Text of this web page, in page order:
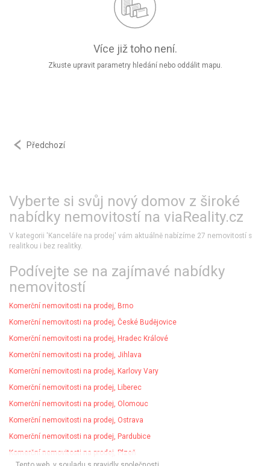
Více již toho není.
Zkuste upravit parametry hledání nebo oddálit mapu.
Předchozí
Vyberte si svůj nový domov z široké
nabídky nemovitostí na viaReality.cz
V kategorii 'Kanceláře na prodej' vám aktuálně nabízíme 27 nemovitostí s
realitkou​ i bez realitky.
​Podívejte se na zajímavé nabídky
nemovitostí​
Komerční nemovitosti na prodej, Brno
Komerční nemovitosti na prodej, České Budějovice
Komerční nemovitosti na prodej, Hradec Králové
Komerční nemovitosti na prodej, Jihlava
Komerční nemovitosti na prodej, Karlovy Vary
Komerční nemovitosti na prodej, Liberec
Komerční nemovitosti na prodej, Olomouc
Komerční nemovitosti na prodej, Ostrava
Komerční nemovitosti na prodej, Pardubice
Komerční nemovitosti na prodej, Plzeň